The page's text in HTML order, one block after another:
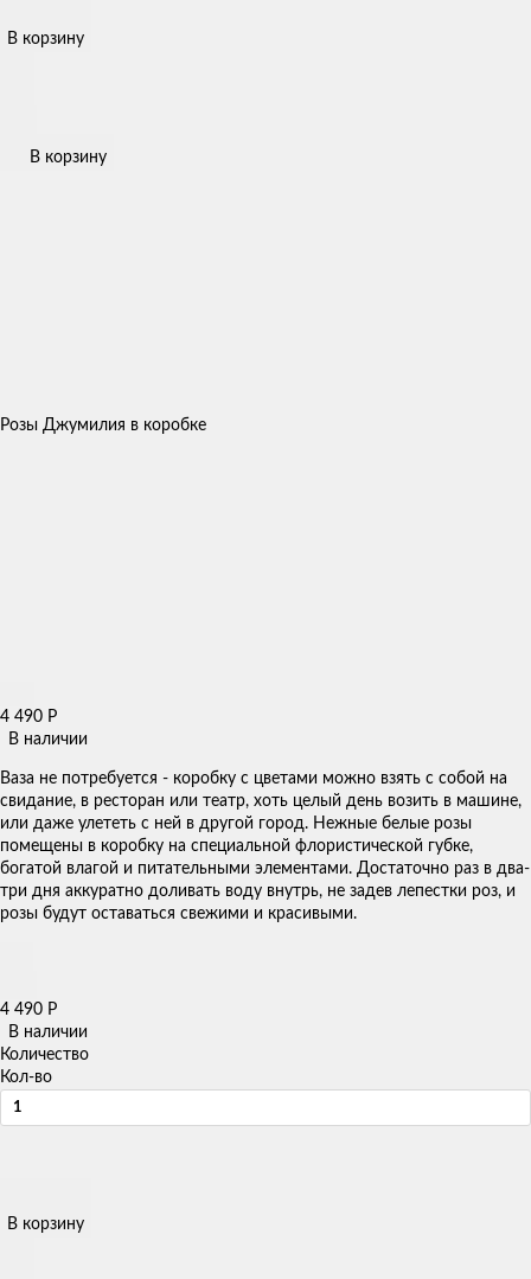
В корзину
В корзину
Розы Джумилия в коробке
4 490 Р
В наличии
Ваза не потребуется - коробку с цветами можно взять с собой на
свидание, в ресторан или театр, хоть целый день возить в машине,
или даже улететь с ней в другой город. Нежные белые розы
помещены в коробку на специальной флористической губке,
богатой влагой и питательными элементами. Достаточно раз в два-
три дня аккуратно доливать воду внутрь, не задев лепестки роз, и
розы будут оставаться свежими и красивыми.
4 490 Р
В наличии
Количество
Кол-во
В корзину